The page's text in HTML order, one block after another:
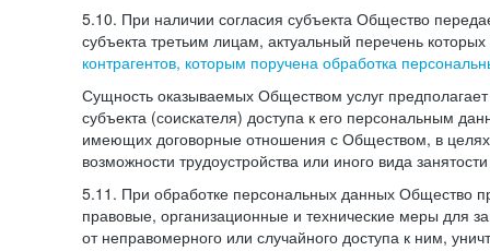
5.10. При наличии согласия субъекта Общество
субъекта третьим лицам, актуальный перечень
контрагентов, которым поручена обработка
Сущность оказываемых Обществом услуг
субъекта (соискателя) доступа к его персональным
имеющих договорные отношения с Обществом, в
возможности трудоустройства или иного вида
5.11. При обработке персональных данных Общество
правовые, организационные и технические меры для
от неправомерного или случайного доступа к ним,